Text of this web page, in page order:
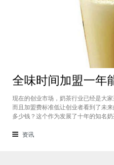
现在的创业市场，奶茶行业已经是大
而且加盟费标准低让创业者看到了未
多少钱？这个作为发展了十年的知名
盟基本上每年的纯利润可以达到20万
资讯